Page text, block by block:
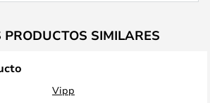
PRODUCTOS SIMILARES
Vipp